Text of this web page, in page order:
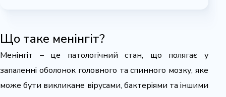
Що таке менінгіт?
Менінгіт – це патологічний стан, що полягає у
запаленні оболонок головного та спинного мозку, яке
може бути викликане вірусами, бактеріями та іншими